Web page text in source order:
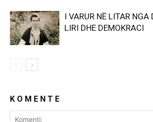
I VARUR NË LITAR NGA
LIRI DHE DEMOKRACI
K O M E N T E